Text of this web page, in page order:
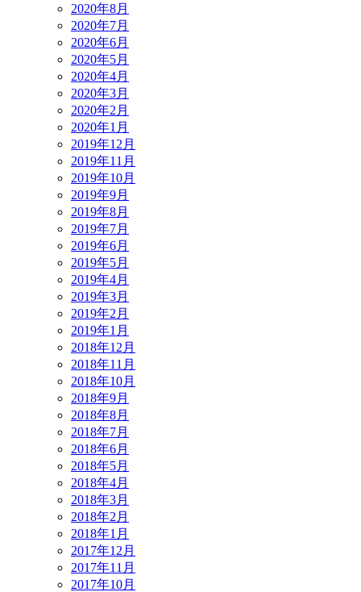
2020年8月
2020年7月
2020年6月
2020年5月
2020年4月
2020年3月
2020年2月
2020年1月
2019年12月
2019年11月
2019年10月
2019年9月
2019年8月
2019年7月
2019年6月
2019年5月
2019年4月
2019年3月
2019年2月
2019年1月
2018年12月
2018年11月
2018年10月
2018年9月
2018年8月
2018年7月
2018年6月
2018年5月
2018年4月
2018年3月
2018年2月
2018年1月
2017年12月
2017年11月
2017年10月